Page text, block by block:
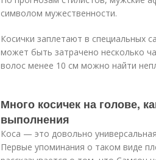
символом мужественности.
Косички заплетают в специальных
может быть затрачено несколько
волос менее 10 см можно найти
Много косичек на голове,
выполнения
Коса — это довольно
Первые упоминания о таком виде